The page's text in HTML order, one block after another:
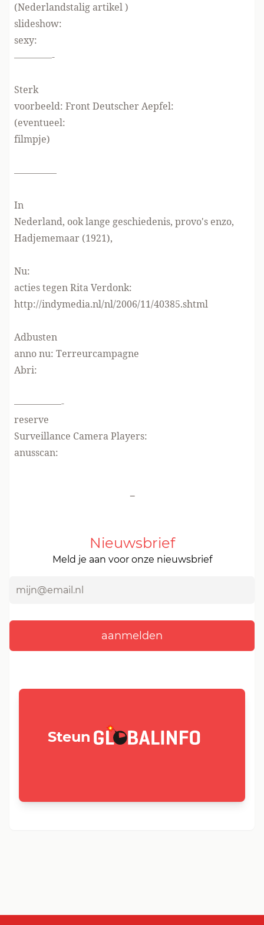
(Nederlandstalig artikel )
slideshow:
sexy:
————-
Sterk
voorbeeld: Front Deutscher Aepfel:
(eventueel:
filmpje)
————–
In
Nederland, ook lange geschiedenis, provo's enzo,
Hadjememaar (1921),
Nu:
acties tegen Rita Verdonk:
http://indymedia.nl/nl/2006/11/40385.shtml
Adbusten
anno nu: Terreurcampagne
Abri:
—————-
reserve
Surveillance Camera Players:
anusscan:
-
Nieuwsbrief
Meld je aan voor onze nieuwsbrief
Steun GLOBALINFO.nl